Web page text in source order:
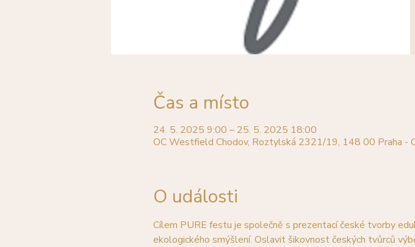
Čas a místo
24. 5. 2025 9:00 – 25. 5. 2025 18:00
OC Westfield Chodov, Roztylská 2321/19, 148 00 Praha -
O události
Cílem PURE festu je společně s prezentací české tvorby
ekologického smýšlení. Oslavit šikovnost českých tvůrců